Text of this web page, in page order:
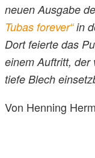
neuen Ausgabe
Tubas forever“in
Dort feierte das
einem Auftritt, der
tiefe Blech
Von Henning